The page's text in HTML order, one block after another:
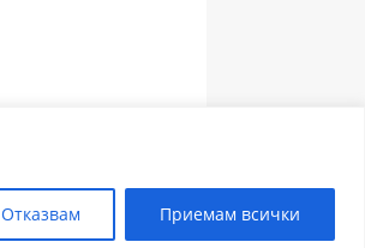
Отказвам Приемам всички
ЗЪБОЛЕКАР ПЛОВДИВ